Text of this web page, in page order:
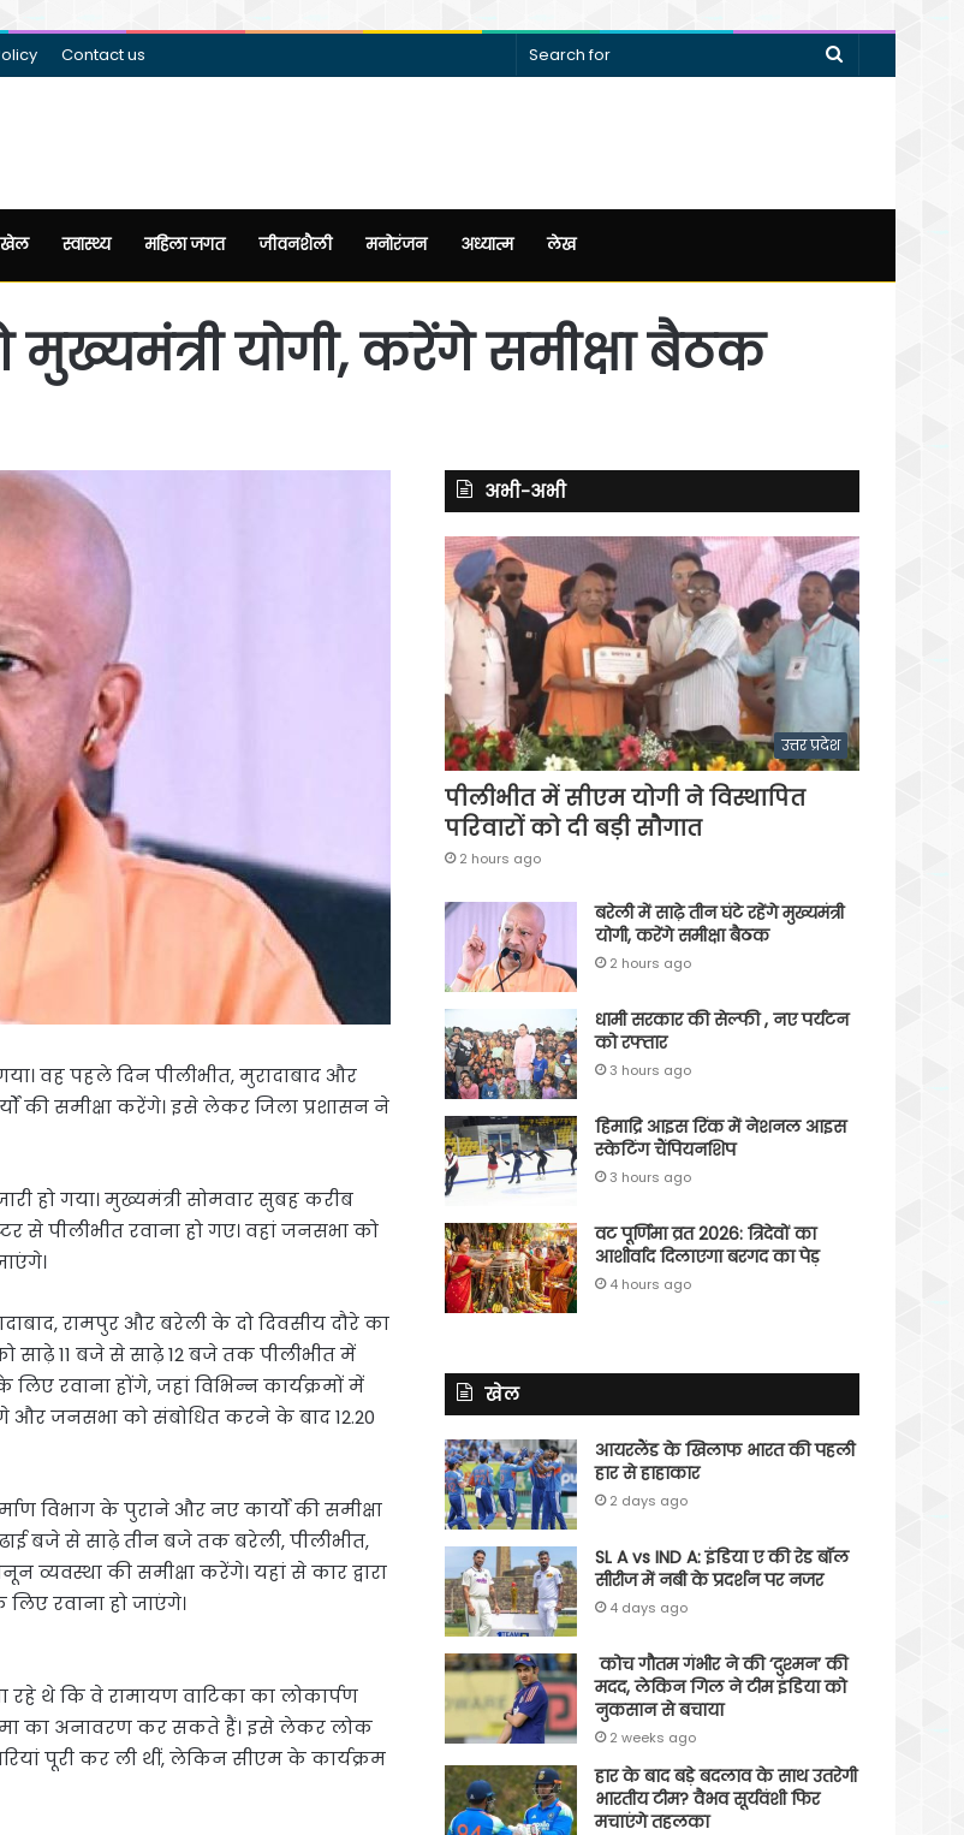
Contact us
Search
खेल स्वास्थ्य महिला जगत जीवनशैली मनोरंजन अध्यात्म लेख
योगी, करेंगे समीक्षा बैठक
वह पहले दिन पीलीभीत, मुरादाबाद और
की समीक्षा करेंगे। इसे लेकर जिला प्रशासन ने
हो गया। मुख्यमंत्री सोमवार सुबह करीब
से पीलीभीत रवाना हो गए। वहां जनसभा को
रामपुर और बरेली के दो दिवसीय दौरे का
साढ़े 11 बजे से साढ़े 12 बजे तक पीलीभीत में
रवाना होंगे, जहां विभिन्न कार्यक्रमों में
और जनसभा को संबोधित करने के बाद 12.20
विभाग के पुराने और नए कार्यों की समीक्षा
बजे से साढ़े तीन बजे तक बरेली, पीलीभीत,
की समीक्षा करेंगे। यहां से कार द्वारा
रवाना हो जाएंगे।
थे कि वे रामायण वाटिका का लोकार्पण
का अनावरण कर सकते हैं। इसे लेकर लोक
पूरी कर ली थीं, लेकिन सीएम के कार्यक्रम
अभी-अभी
उत्तर प्रदेश
पीलीभीत में सीएम योगी ने विस्थापित
परिवारों को दी बड़ी सौगात
2 hours ago
बरेली में साढ़े तीन घंटे रहेंगे मुख्यमंत्री
योगी, करेंगे समीक्षा बैठक
2 hours ago
धामी सरकार की सेल्फी , नए पर्यटन
को रफ्तार
3 hours ago
हिमाद्रि आइस रिंक में नेशनल आइस
स्केटिंग चैंपियनशिप
3 hours ago
वट पूर्णिमा व्रत 2026: त्रिदेवों का
आशीर्वाद दिलाएगा बरगद का पेड़
4 hours ago
खेल
आयरलैंड के खिलाफ भारत की पहली
हार से हाहाकार
2 days ago
SL A vs IND A: इंडिया ए की रेड बॉल
सीरीज में नबी के प्रदर्शन पर नजर
4 days ago
कोच गौतम गंभीर ने की ‘दुश्मन’ की
मदद, लेकिन गिल ने टीम इंडिया को
नुकसान से बचाया
2 weeks ago
हार के बाद बड़े बदलाव के साथ उतरेगी
भारतीय टीम? वैभव सूर्यवंशी फिर
मचाएंगे तहलका